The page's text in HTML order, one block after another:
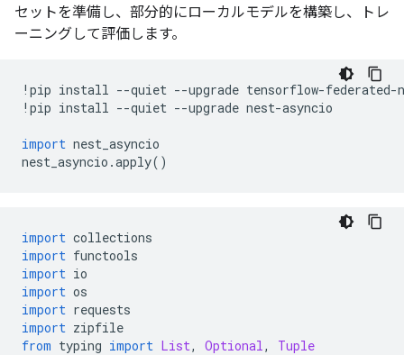
セットを準備し、部分的にローカルモデルを構築し、トレ
ーニングして評価します。
! pip install --quiet --upgrade tensorflow-federated-
! pip install --quiet --upgrade nest-asyncio
import nest_asyncio
nest_asyncio .apply()
import collections
import functools
import io
import os
import requests
import zipfile
from typing import List, Optional, Tuple